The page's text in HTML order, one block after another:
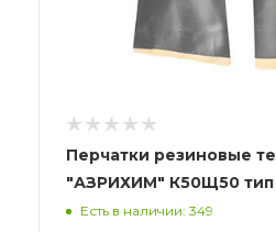
Перчатки резиновые
"АЗРИХИМ" К50Щ50 тип
(КЩСТ-2(АЗРИ)
Есть в наличии: 349